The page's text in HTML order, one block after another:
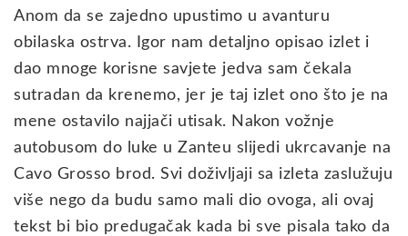
Anom da se zajedno upustimo u avanturu
obilaska ostrva. Igor nam detaljno opisao izlet i
dao mnoge korisne savjete jedva sam čekala
sutradan da krenemo, jer je taj izlet ono što je na
mene ostavilo najjači utisak. Nakon vožnje
autobusom do luke u Zanteu slijedi ukrcavanje na
Cavo Grosso brod. Svi doživljaji sa izleta zaslužuju
više nego da budu samo mali dio ovoga, ali ovaj
tekst bi bio predugačak kada bi sve pisala tako da